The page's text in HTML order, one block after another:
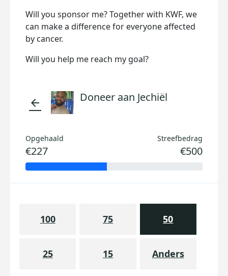
Will you sponsor me? Together with KWF, we
can make a difference for everyone affected
by cancer.
Will you help me reach my goal?
arrow_back Doneer aan Jechiël
Opgehaald
€227
Streefbedrag
€500
100 75 50
25 15 Anders